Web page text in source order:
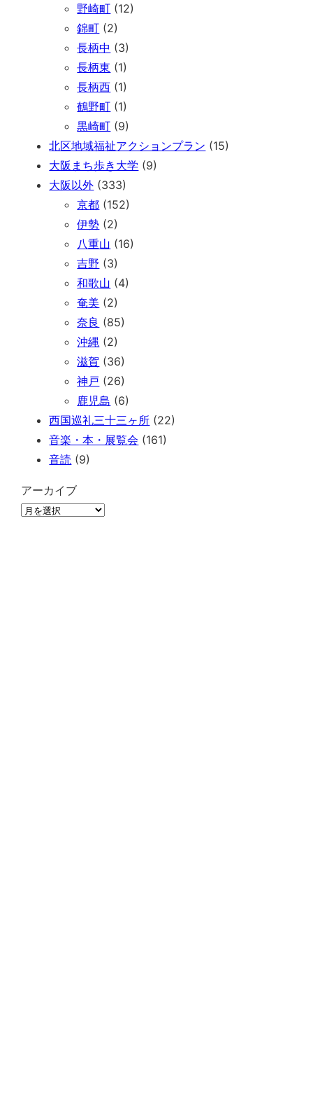
野崎町 (12)
錦町 (2)
長柄中 (3)
長柄東 (1)
長柄西 (1)
鶴野町 (1)
黒崎町 (9)
北区地域福祉アクションプラン (15)
大阪まち歩き大学 (9)
大阪以外 (333)
京都 (152)
伊勢 (2)
八重山 (16)
吉野 (3)
和歌山 (4)
奄美 (2)
奈良 (85)
沖縄 (2)
滋賀 (36)
神戸 (26)
鹿児島 (6)
西国巡礼三十三ヶ所 (22)
音楽・本・展覧会 (161)
音読 (9)
アーカイブ